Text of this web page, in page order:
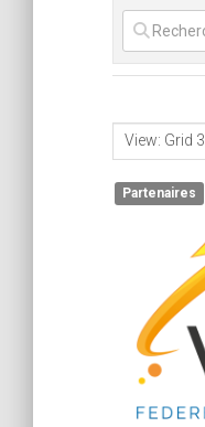
View: Grid 3
Partenaires